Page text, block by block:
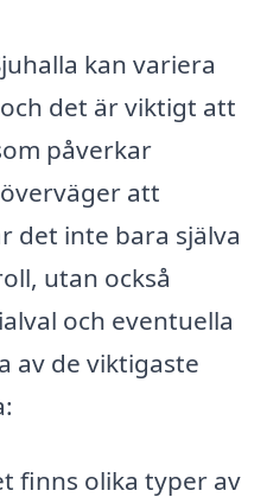
kan variera
det är viktigt att
påverkar
att
det inte bara själva
utan också
och eventuella
av de viktigaste
finns olika typer av